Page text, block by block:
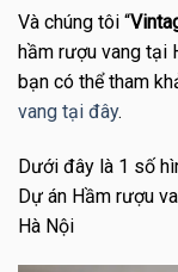
Và chúng tôi “
hầm rượu vang tại
bạn có thể tham
vang tại đây.
Dưới đây là 1 số
Dự án Hầm rượu
Hà Nội